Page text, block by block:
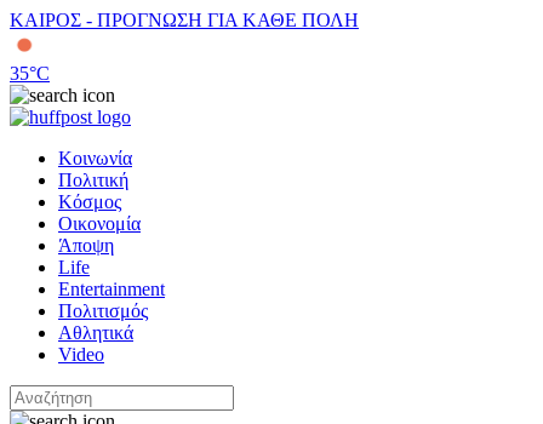
ΚΑΙΡΟΣ - ΠΡΟΓΝΩΣΗ ΓΙΑ ΚΑΘΕ ΠΟΛΗ
35°C
Κοινωνία
Πολιτική
Κόσμος
Οικονομία
Άποψη
Life
Entertainment
Πολιτισμός
Αθλητικά
Video